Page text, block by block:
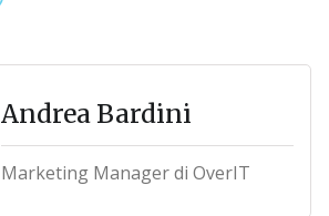
Andrea Bardini
Marketing Manager di OverIT